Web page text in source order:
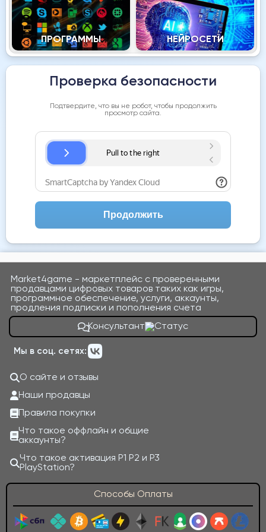
ПРОГРАММЫ НЕЙРОСЕТИ
Проверка безопасности
Подтвердите, что вы не робот, чтобы продолжить
просмотр сайта.
Продолжить
Market4game - маркетплейс с проверенными
продавцами цифровых товаров таких как игры,
программное обеспечение, услуги, аккаунты,
продления подписки и пополнения счета
Консультант
Мы в соц. сетях:
О сайте и отзывы
Наши продавцы
Правила покупки
Что такое оффлайн и общие
аккаунты?
Что такое активация P1 P2 и P3
PlayStation?
Способы Оплаты